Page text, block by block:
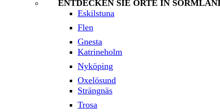
ENTDECKEN SIE ORTE IN
Eskilstuna
Flen
Gnesta
Katrineholm
Nyköping
Oxelösund
Strängnäs
Trosa